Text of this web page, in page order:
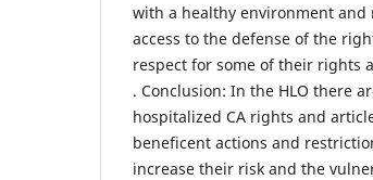
with a healthy environment
access to the defense of the
respect for some of their rights
. Conclusion: In the HLO there
hospitalized CA rights and
beneficent actions and
increase their risk and the